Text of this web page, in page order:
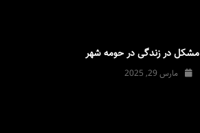
مشکل در زندگی در حومه شهر
مارس 29, 2025